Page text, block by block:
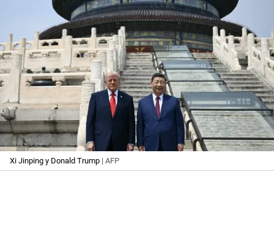
Xi Jinping y Donald Trump | AFP